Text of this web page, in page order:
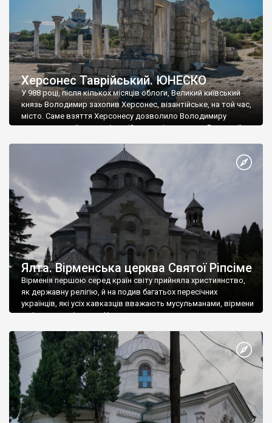
Херсонес Таврійський. ЮНЕСКО
У 988 році, після кількох місяців облоги, Великий київський
князь Володимир захопив Херсонес, візантійське, на той час,
місто. Саме взяття Херсонесу дозволило Володимиру
диктувати свої умови візантійському імператору Василю ІІ, та
Херсонесі Володимир-язичник, став Василем-християнином.
А потім було Хрещення Русі. На честь Херсонесу Таврійського
Ялта. Вірменська церква Святої Ріпсіме
Вірменія першою серед країн світу прийняла християнство,
як державну релігію, й на подив багатьох пересічних
українців, які усіх кавказців вважають мусульманами, вірмени
є відданими вірянами Христа